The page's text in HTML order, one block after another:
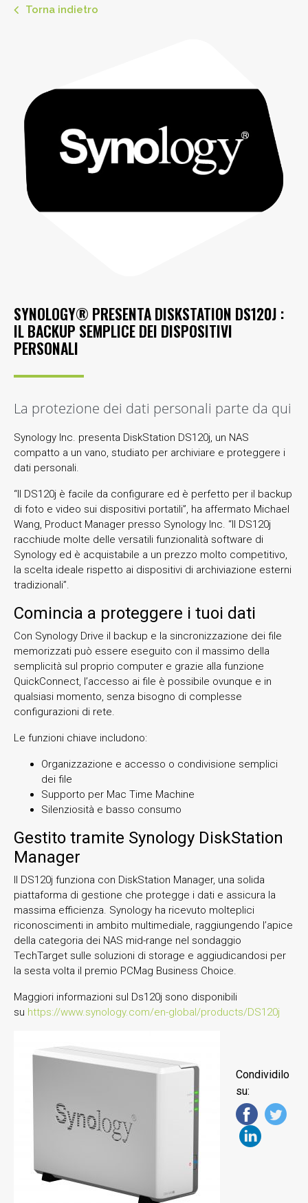
Torna indietro
SYNOLOGY® PRESENTA DISKSTATION DS120J :
IL BACKUP SEMPLICE DEI DISPOSITIVI
PERSONALI
La protezione dei dati personali parte da qui
Synology Inc. presenta DiskStation DS120j, un NAS
compatto a un vano, studiato per archiviare e proteggere i
dati personali.
“Il DS120j è facile da configurare ed è perfetto per il backup
di foto e video sui dispositivi portatili”, ha affermato Michael
Wang, Product Manager presso Synology Inc. “Il DS120j
racchiude molte delle versatili funzionalità software di
Synology ed è acquistabile a un prezzo molto competitivo,
la scelta ideale rispetto ai dispositivi di archiviazione esterni
tradizionali”.
Comincia a proteggere i tuoi dati
Con Synology Drive il backup e la sincronizzazione dei file
memorizzati può essere eseguito con il massimo della
semplicità sul proprio computer e grazie alla funzione
QuickConnect, l’accesso ai file è possibile ovunque e in
qualsiasi momento, senza bisogno di complesse
configurazioni di rete.
Le funzioni chiave includono:
Organizzazione e accesso o condivisione semplici
dei file
Supporto per Mac Time Machine
Silenziosità e basso consumo
Gestito tramite Synology DiskStation
Manager
Il DS120j funziona con DiskStation Manager, una solida
piattaforma di gestione che protegge i dati e assicura la
massima efficienza. Synology ha ricevuto molteplici
riconoscimenti in ambito multimediale, raggiungendo l’apice
della categoria dei NAS mid-range nel sondaggio
TechTarget sulle soluzioni di storage e aggiudicandosi per
la sesta volta il premio PCMag Business Choice.
Maggiori informazioni sul Ds120j sono disponibili
su https://www.synology.com/en-global/products/DS120j
Condividilo
su: